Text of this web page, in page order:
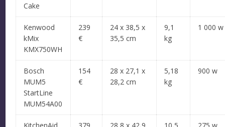
Cake
Kenwood
kMix
KMX750WH
239
€
24 x 38,5 x
35,5 cm
9,1
kg
1 000 w
Bosch
MUM5
StartLine
MUM54A00
154
€
28 x 27,1 x
28,2 cm
5,18
kg
900 w